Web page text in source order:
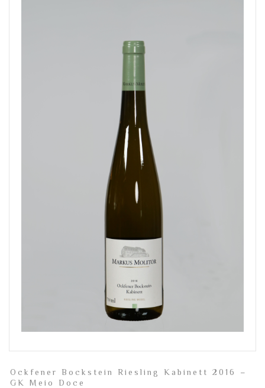
Ockfener Bockstein Riesling Kabinett 2016 –
GK Meio Doce